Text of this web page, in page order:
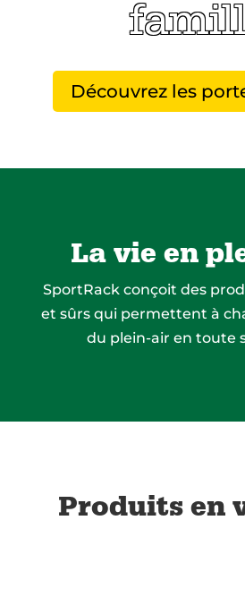
Découvrez les
La vie en
SportRack conçoit des
et sûrs qui permettent à
du plein-air en toute
Produits en